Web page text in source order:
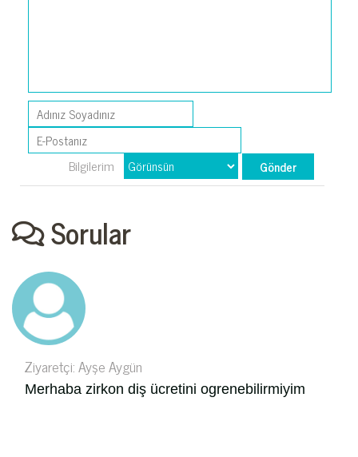
Bilgilerim
Sorular
Ziyaretçi: Ayşe Aygün
Merhaba zirkon diş ücretini ogrenebilirmiyim